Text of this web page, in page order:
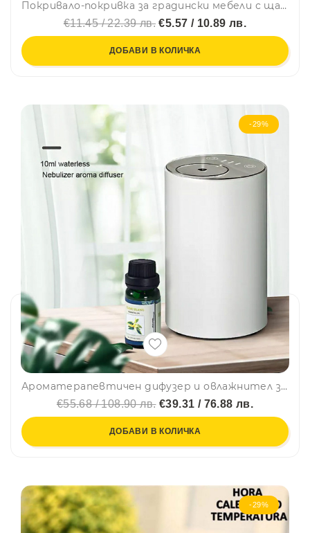
Покривало-покривка за градински мебели с щампа МАЛКО, 165 х 100 х 70 см
€11.45 / 22.39 лв. €5.57 / 10.89 лв.
ДОБАВИ В КОЛИЧКА
-29%
Ароматерапевтичен дифузер и овлажнител за въздух, PR-27
€55.68 / 108.90 лв.€39.31 / 76.88 лв.
ДОБАВИ В КОЛИЧКА
-29%